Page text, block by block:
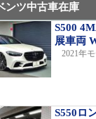
ンツ中古車在庫
S500
展車両
2021年
S550ロ